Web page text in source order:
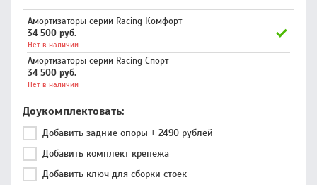
Амортизаторы серии Racing Комфорт
34 500 руб.
Нет в наличии
Амортизаторы серии Racing Спорт
34 500 руб.
Нет в наличии
Доукомплектовать
Добавить задние опоры + 2490 рублей
Добавить комплект крепежа
Добавить ключ для сборки стоек